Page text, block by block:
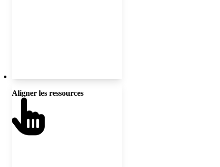
Aligner les ressources
Faire des choix intentionnels dans
des rôles et de l’attention pour
réorienter les structures vers la